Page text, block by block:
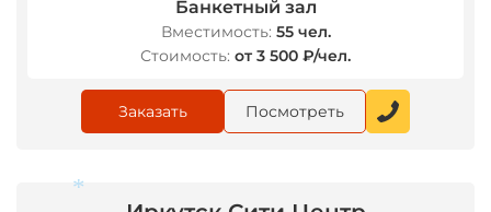
Банкетный зал
Вместимость: 55 чел.
Стоимость: от 3 500 ₽/чел.
Заказать Посмотреть
*